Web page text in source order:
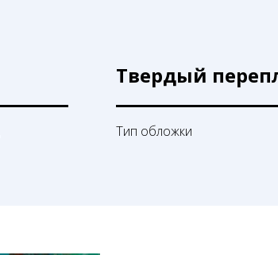
Твердый
Тип обложки